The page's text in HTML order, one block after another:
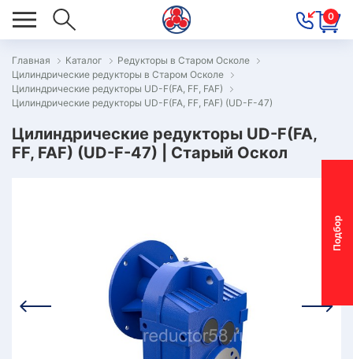
0
П
о
д
б
о
р
м
о
т
о
р
-
р
е
д
у
к
т
о
р
Главная Каталог
Редукторы в Старом Осколе
Цилиндрические редукторы в Старом Осколе
Цилиндрические редукторы UD-F(FA, FF, FAF)
Цилиндрические редукторы UD-F(FA, FF, FAF) (UD-F-47)
Цилиндрические редукторы UD-F(FA,
FF, FAF) (UD-F-47) | Старый Оскол